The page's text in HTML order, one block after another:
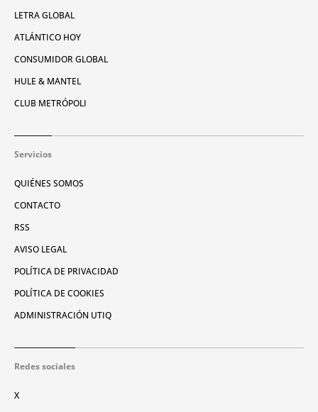
LETRA GLOBAL
ATLÁNTICO HOY
CONSUMIDOR GLOBAL
HULE & MANTEL
CLUB METRÓPOLI
Servicios
QUIÉNES SOMOS
CONTACTO
RSS
AVISO LEGAL
POLÍTICA DE PRIVACIDAD
POLÍTICA DE COOKIES
ADMINISTRACIÓN UTIQ
Redes sociales
X